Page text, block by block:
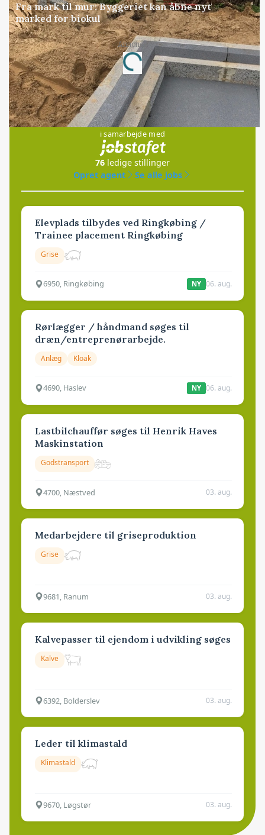
Fra mark til mur: Byggeriet kan åbne nyt
marked for biokul
Annonce
Loading...
Jobs
i samarbejde med
76 ledige stillinger
Opret agent
Se alle jobs
Elevplads tilbydes ved Ringkøbing /
Trainee placement Ringkøbing
Grise
6950, Ringkøbing NY 06. aug.
Rørlægger / håndmand søges til
dræn/entreprenørarbejde.
Anlæg Kloak
4690, Haslev NY 06. aug.
Lastbilchauffør søges til Henrik Haves
Maskinstation
Godstransport
4700, Næstved 03. aug.
Medarbejdere til griseproduktion
Grise
9681, Ranum 03. aug.
Kalvepasser til ejendom i udvikling søges
Kalve
6392, Bolderslev 03. aug.
Leder til klimastald
Klimastald
9670, Løgstør 03. aug.